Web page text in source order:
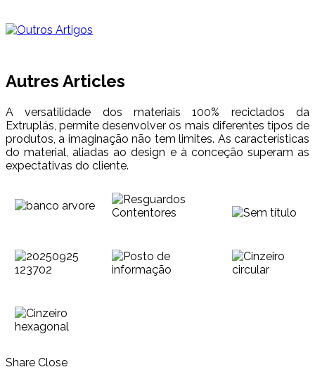
Autres Articles
A versatilidade dos materiais 100% reciclados da
Extruplás, permite desenvolver os mais diferentes tipos de
produtos, a imaginação não tem limites. As características
do material, aliadas ao design e à conceção superam as
expectativas do cliente.
Share Close